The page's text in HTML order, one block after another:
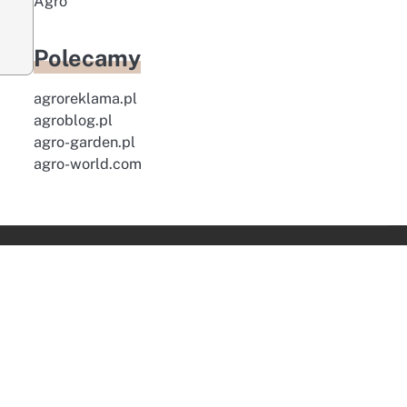
Polecamy
agroreklama.pl
agroblog.pl
agro-garden.pl
agro-world.com